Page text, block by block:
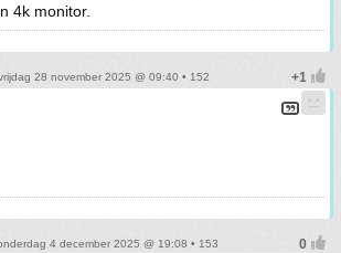
4k monitor.
28 november 2025 @ 09:40 • 152
4 december 2025 @ 19:08 • 153